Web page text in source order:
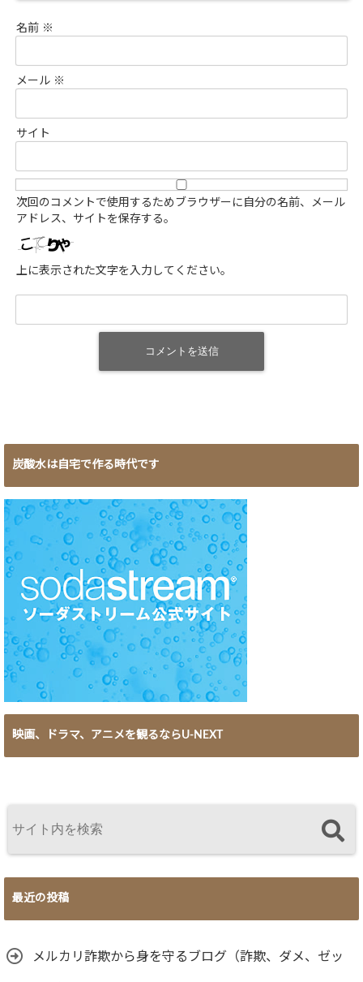
名前 ※
メール ※
サイト
次回のコメントで使用するためブラウザーに自分の名前、メール
アドレス、サイトを保存する。
上に表示された文字を入力してください。
炭酸水は自宅で作る時代です
映画、ドラマ、アニメを観るならU-NEXT
最近の投稿
メルカリ詐欺から身を守るブログ（詐欺、ダメ、ゼッ